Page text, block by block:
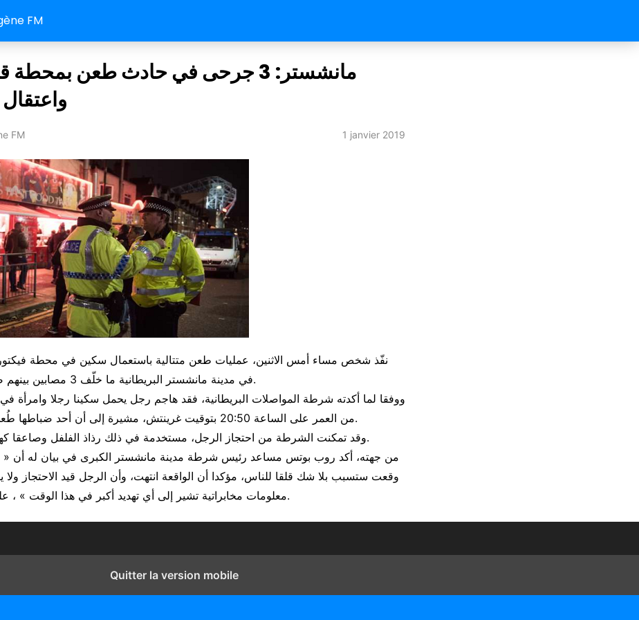
FM
مانشستر: 3 جرحى في حادث طعن
FM 1 janvier 2019
نفّذ شخص مساء أمس الاثنين، عمليات طعن متتالية باستعمال سكين في محطة
في مدينة مانشستر البريطانية ما خلّف 3 مصابين بينهم ضابط شرطة.
ووفقا لما أكدته شرطة المواصلات البريطانية، فقد هاجم رجل يحمل سكينا رجلا وامرأة
من العمر على الساعة 20:50 بتوقيت غرينتش، مشيرة إلى أن أحد ضباطها طُعن في الكتف.
وقد تمكنت الشرطة من احتجاز الرجل، مستخدمة في ذلك رذاذ الفلفل وصاعقا كهربائيا لإيقافه.
من جهته، أكد روب بوتس مساعد رئيس شرطة مدينة مانشستر الكبرى في بيان له أن «
وقعت ستسبب بلا شك قلقا للناس، مؤكدا أن الواقعة انتهت، وأن الرجل قيد الاحتجاز ولا
معلومات مخابراتية تشير إلى أي تهديد أكبر في هذا الوقت » ، على حد تعبيره.
Quitter la version mobile